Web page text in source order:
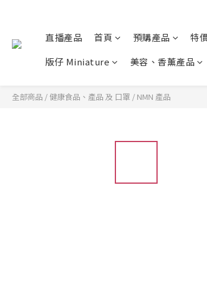
直播產品 首頁 預購產品 特
版仔 Miniature
美容、香薰產品
全部商品 /健康食品、產品 及 口罩 / NMN 產品